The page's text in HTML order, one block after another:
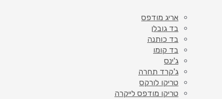
אריג מודפס
בד גובלן
בד כותנה
בד קומו
ג'ינס
ג'קרד תחרה
טריקו לורקס
טריקו מודפס לייקרה